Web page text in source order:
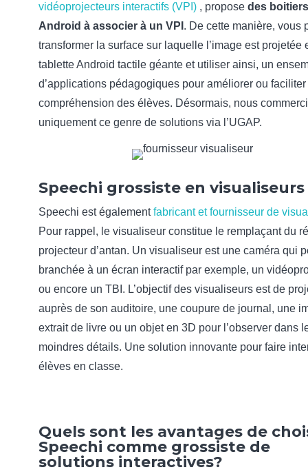
vidéoprojecteurs interactifs (VPI) , propose des boitiers
Android à associer à un VPI . De cette manière, vous
transformer la surface sur laquelle l’image est projetée
tablette Android tactile géante et utiliser ainsi, un
d’applications pédagogiques pour améliorer ou
compréhension des élèves. Désormais, nous
uniquement ce genre de solutions via l’UGAP.
Speechi grossiste en visualiseurs
Speechi est égalementfabricant etfournisseur de
Pour rappel, le visualiseur constitue le remplaçant du
projecteur d’antan. Un visualiseur est une caméra qui
branchée à un écran interactif par exemple, un
ou encore un TBI. L’objectif des visualiseurs est de
auprès de son auditoire, une coupure de journal, une
extrait de livre ou un objet en 3D pour l’observer dans
moindres détails. Une solution innovante pour faire
élèves en classe.
Quels sont les avantages de
Speechi comme grossiste de
solutions interactives?